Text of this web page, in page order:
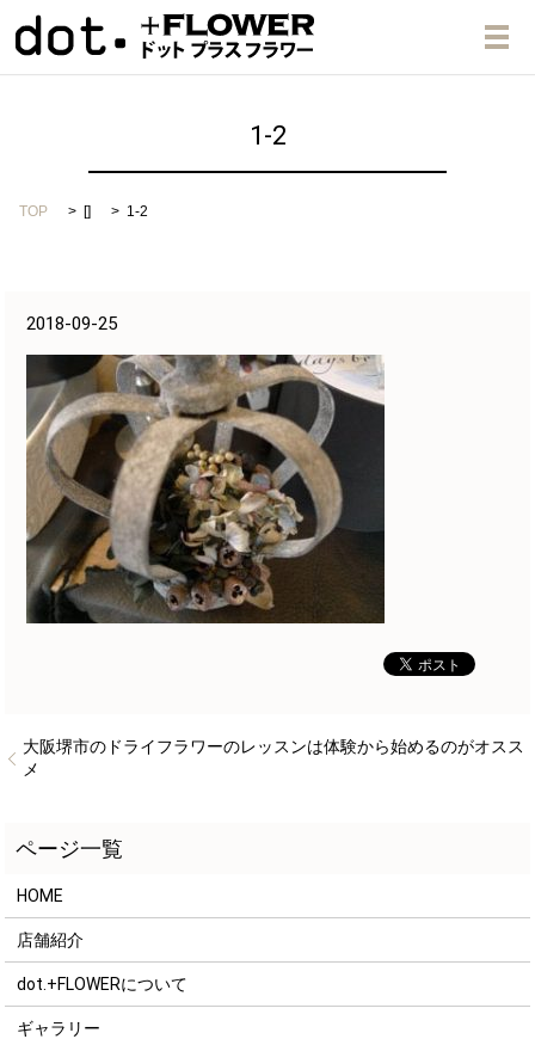
メ
1-2
TOP [] 1-2
2018-09-25
大阪堺市のドライフラワーのレッスンは体験から始めるのがオスス
メ
HOME
店舗紹介
dot.+FLOWERについて
ギャラリー